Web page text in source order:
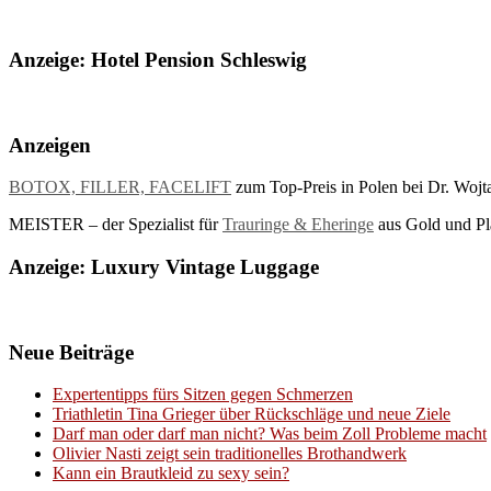
Anzeige: Hotel Pension Schleswig
Anzeigen
BOTOX, FILLER, FACELIFT zum Top-Preis in Polen bei Dr.
MEISTER – der Spezialist fürTrauringe & Eheringe aus Gold und
Anzeige: Luxury Vintage Luggage
Neue Beiträge
Expertentipps fürs Sitzen gegen Schmerzen
Triathletin Tina Grieger über Rückschläge und neue Ziele
Darf man oder darf man nicht? Was beim Zoll Probleme macht
Olivier Nasti zeigt sein traditionelles Brothandwerk
Kann ein Brautkleid zu sexy sein?